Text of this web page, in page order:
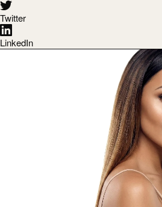
Twitter
LinkedIn